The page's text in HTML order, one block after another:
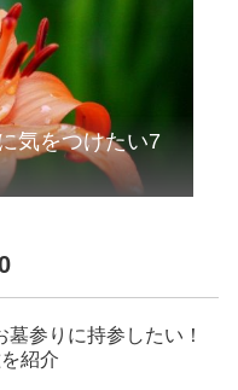
気をつけたい7
墓参りに持参したい！
紹介